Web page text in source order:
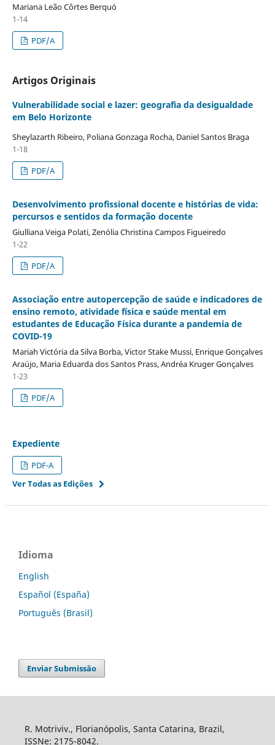
Mariana Leão Côrtes Berquó
1-14
PDF/A
Artigos Originais
Vulnerabilidade social e lazer: geografia da desigualdade
em Belo Horizonte
Sheylazarth Ribeiro, Poliana Gonzaga Rocha, Daniel Santos Braga
1-18
PDF/A
Desenvolvimento profissional docente e histórias de vida:
percursos e sentidos da formação docente
Giulliana Veiga Polati, Zenólia Christina Campos Figueiredo
1-22
PDF/A
Associação entre autopercepção de saúde e indicadores de
ensino remoto, atividade física e saúde mental em
estudantes de Educação Física durante a pandemia de
COVID-19
Mariah Victória da Silva Borba, Victor Stake Mussi, Enrique Gonçalves
Araújo, Maria Eduarda dos Santos Prass, Andréa Kruger Gonçalves
1-23
PDF/A
Expediente
PDF-A
Ver Todas as Edições
Idioma
English
Español (España)
Português (Brasil)
Enviar Submissão
R. Motriviv., Florianópolis, Santa Catarina, Brazil,
ISSNe: 2175-8042.